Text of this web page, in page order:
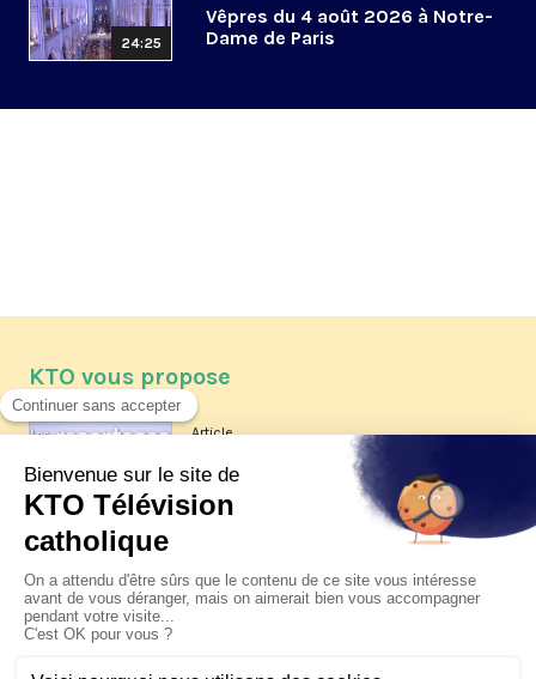
24:25
Vêpres du 4 août 2026 à Notre-
Dame de Paris
KTO vous propose
Article
Les reportages d'été 2026 de KTO
La visite pastorale du pape Léon
XIV à Assise à suivre sur KTO le
jeudi 6 août